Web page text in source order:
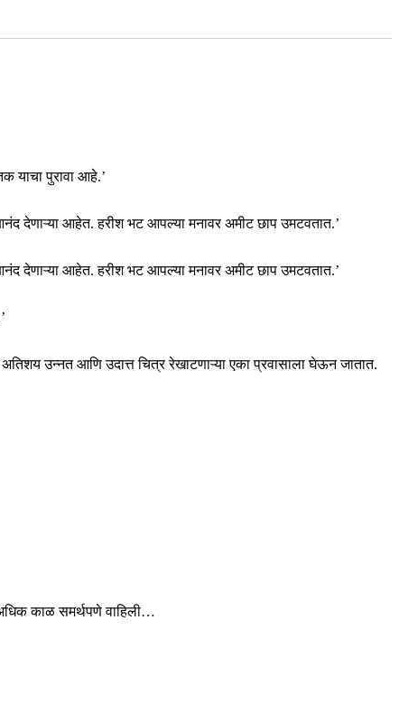
याचा पुरावा आहे.’
देणाऱ्या आहेत. हरीश भट आपल्या मनावर अमीट छाप उमटवतात.’
देणाऱ्या आहेत. हरीश भट आपल्या मनावर अमीट छाप उमटवतात.’
उन्नत आणि उदात्त चित्र रेखाटणाऱ्या एका प्रवासाला घेऊन जातात.
अधिक काळ समर्थपणे वाहिली…